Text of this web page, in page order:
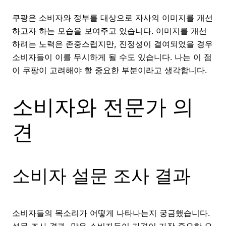
쿠팡은 소비자와 정부를 대상으로 자사의 이미지를 개선
하고자 하는 모습을 보여주고 있습니다. 이미지를 개선
하려는 노력은 존중스럽지만, 진정성이 결여되었을 경우
소비자들이 이를 무시하게 될 수도 있습니다. 나는 이 점
이 쿠팡이 고려해야 할 중요한 부분이라고 생각합니다.
소비자와 전문가 의
견
소비자 설문 조사 결과
소비자들의 목소리가 어떻게 나타나는지 궁금했습니다.